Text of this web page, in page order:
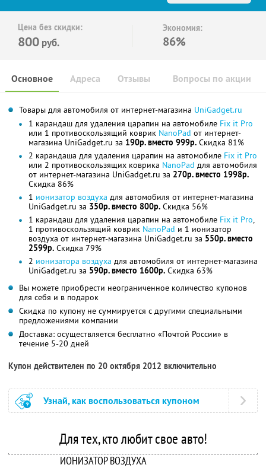
Цена без скидки:
800 руб.
Экономия:
86%
Основное Отзывы Вопросы по акции
Адреса
Товары для автомобиля от интернет-магазина UniGadget.ru
1 карандаш для удаления царапин на автомобиле Fix it Pro
или 1 противоскользящий коврик NanoPad от интернет-
магазина UniGadget.ru за 190р. вместо 999р. Скидка 81%
2 карандаша для удаления царапин на автомобиле Fix it Pro
или 2 противоскользящих коврика NanoPad для автомобиля
от интернет-магазина UniGadget.ru за 270р. вместо 1998р.
Скидка 86%
1 ионизатор воздуха для автомобиля от интернет-магазина
UniGadget.ru за 350р. вместо 800р. Скидка 56%
1 карандаш для удаления царапин на автомобиле Fix it Pro,
1 противоскользящий коврик NanoPad и 1 ионизатор
воздуха от интернет-магазина UniGadget.ru за 550р. вместо
2599р. Скидка 79%
2 ионизатора воздуха для автомобиля от интернет-магазина
UniGadget.ru за 590р. вместо 1600р. Скидка 63%
Вы можете приобрести неограниченное количество купонов
для себя и в подарок
Скидка по купону не суммируется с другими специальными
предложениями компании
Доставка: осуществляется бесплатно «Почтой России» в
течение 5-20 дней
Купон действителен по 20 октября 2012 включительно
Узнай, как воспользоваться купоном
Для тех, кто любит свое авто!
ИОНИЗАТОР ВОЗДУХА